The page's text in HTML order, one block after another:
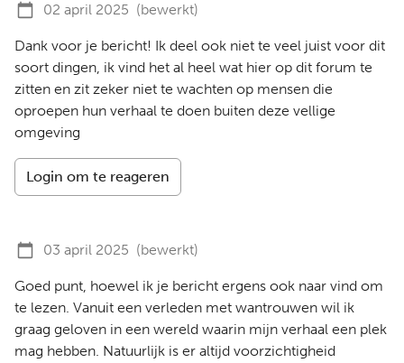
02 april 2025 (bewerkt)
Dank voor je bericht! Ik deel ook niet te veel juist voor dit
soort dingen, ik vind het al heel wat hier op dit forum te
zitten en zit zeker niet te wachten op mensen die
oproepen hun verhaal te doen buiten deze vellige
omgeving
Login om te reageren
03 april 2025 (bewerkt)
Goed punt, hoewel ik je bericht ergens ook naar vind om
te lezen. Vanuit een verleden met wantrouwen wil ik
graag geloven in een wereld waarin mijn verhaal een plek
mag hebben. Natuurlijk is er altijd voorzichtigheid